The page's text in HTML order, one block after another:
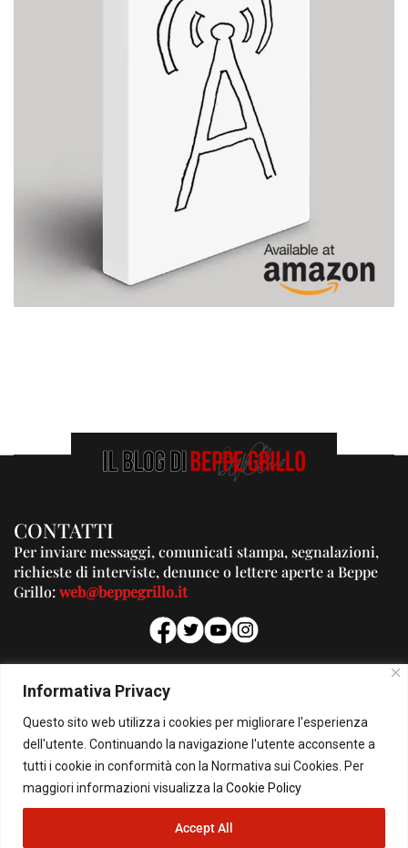
Informativa Privacy
Questo sito web utilizza i cookies per migliorare l'esperienza
dell'utente. Continuando la navigazione l'utente acconsente a
tutti i cookie in conformità con la Normativa sui Cookies. Per
maggiori informazioni visualizza la Cookie Policy
Accept All
CONTATTI
Per inviare messaggi, comunicati stampa, segnalazioni,
richieste di interviste, denunce o lettere aperte a Beppe
Grillo:web@beppegrillo.it
PUBBLICITA'
Per la tua pubblicità su questo Blog:
pubblicita@beppegrillo.it
© Copyright 2026 - Il Blog di Beppe Grillo. All Rights Reserved - Powered by